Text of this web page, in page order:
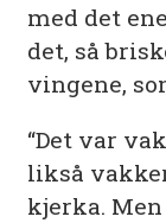
med det
det, så
vingene,
“Det var
likså
kjerka.